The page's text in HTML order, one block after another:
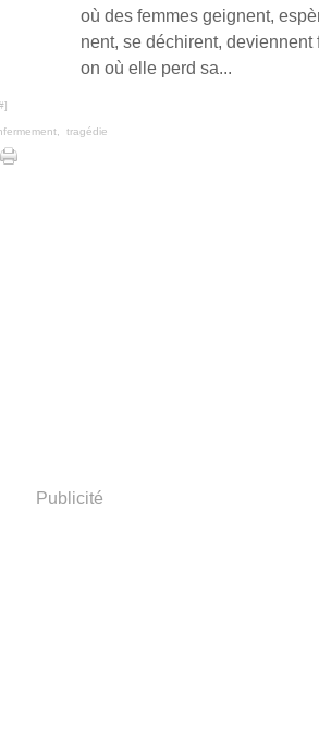
où des femmes geignent,
nent, se déchirent, deviennent
on où elle perd sa...
]
tragédie
Publicité